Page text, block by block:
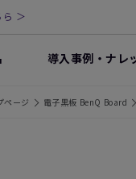
＞
導入事例・ナレ
ページ 電子黒板 BenQ Board